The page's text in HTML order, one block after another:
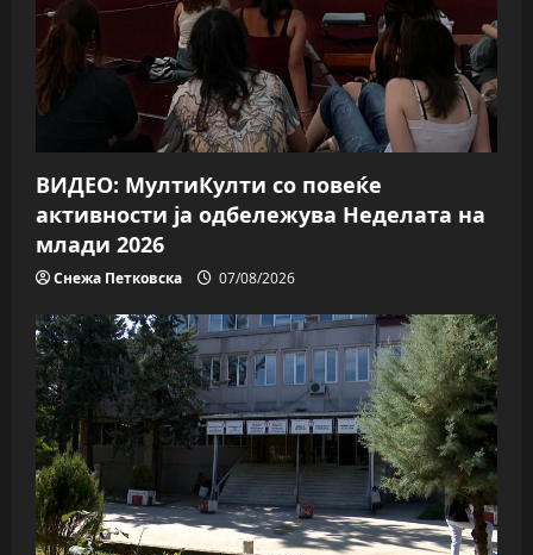
a
t
i
o
n
ВИДЕО: МултиКулти со повеќе
активности ја одбележува Неделата на
млади 2026
Снежа Петковска 07/08/2026